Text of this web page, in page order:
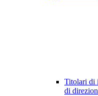
Titolari di
di